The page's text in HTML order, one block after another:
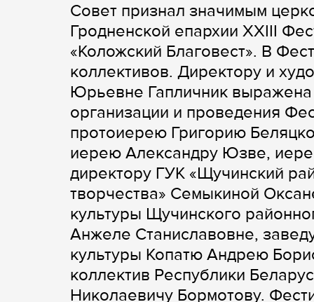
Совет признал значимым
Гродненской епархии XXIII
«Коложский Благовест». В
коллективов. Директору и
Юрьевне Гапличник выражена
организации и проведения
протоиерею Григорию
иерею Александру Юзве,
директору ГУК «Щучинский
творчества» Семыкиной
культуры Щучинского
Анжеле Станиславовне,
культуры Копатю Андрею
коллектив Республики
Николаевичу Бормотову.